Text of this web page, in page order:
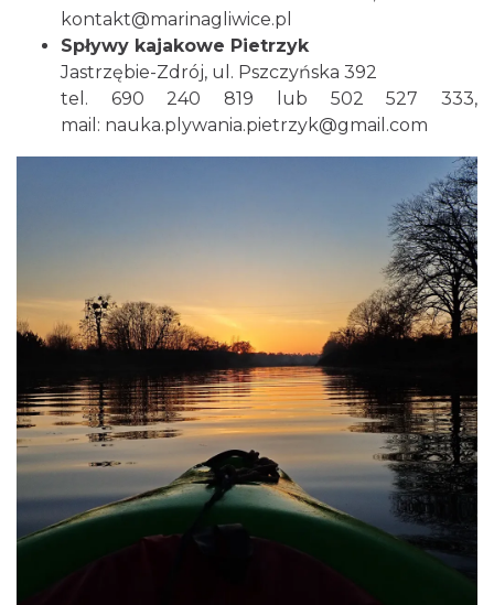
kontakt@marinagliwice.pl
Spływy kajakowe Pietrzyk
Jastrzębie-Zdrój, ul. Pszczyńska 392
tel. 690 240 819 lub 502 527 333,
mail: nauka.plywania.pietrzyk@gmail.com